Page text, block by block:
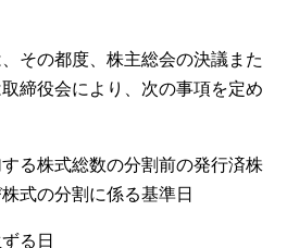
その都度、株主総会の決議また
締役会により、次の事項を定め
る株式総数の分割前の発行済株
式の分割に係る基準日
る日